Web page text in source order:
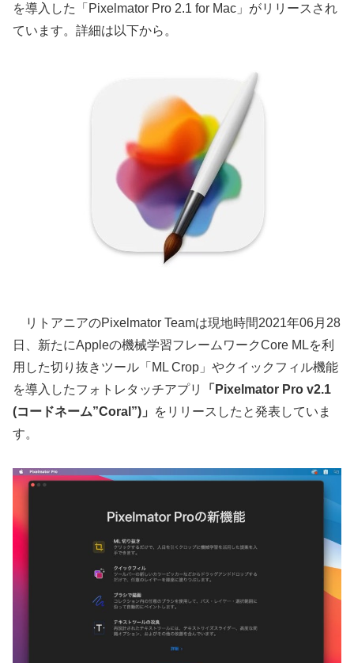
を導入した「Pixelmator Pro 2.1 for Mac」がリリースされ
ています。詳細は以下から。
リトアニアのPixelmator Teamは現地時間2021年06月28
日、新たにAppleの機械学習フレームワークCore MLを利
用した切り抜きツール「ML Crop」やクイックフィル機能
を導入したフォトレタッチアプリ
「Pixelmator Pro v2.1
(コードネーム”Coral”)」
をリリースしたと発表していま
す。